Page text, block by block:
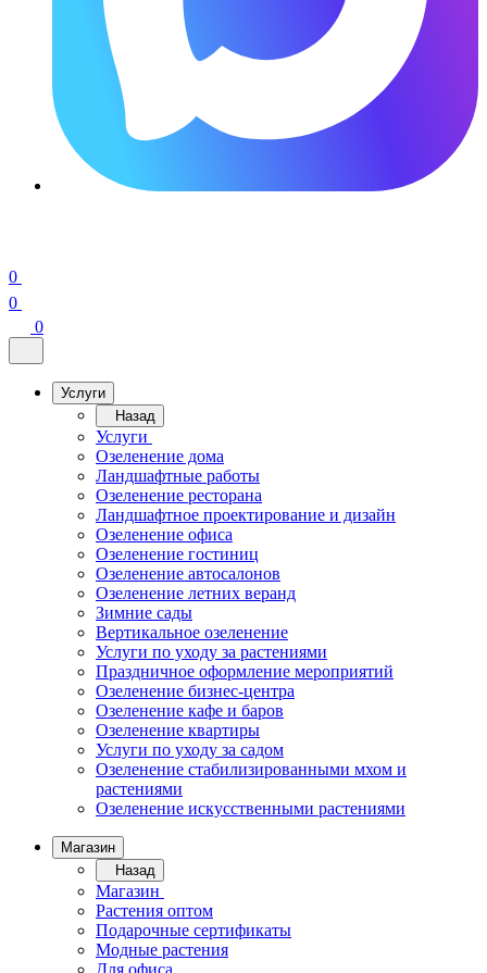
0
0
0
Услуги
Назад
Услуги
Озеленение дома
Ландшафтные работы
Озеленение ресторана
Ландшафтное проектирование и дизайн
Озеленение офиса
Озеленение гостиниц
Озеленение автосалонов
Озеленение летних веранд
Зимние сады
Вертикальное озеленение
Услуги по уходу за растениями
Праздничное оформление мероприятий
Озеленение бизнес-центра
Озеленение кафе и баров
Озеленение квартиры
Услуги по уходу за садом
Озеленение стабилизированными мхом и
растениями
Озеленение искусственными растениями
Магазин
Назад
Магазин
Растения оптом
Подарочные сертификаты
Модные растения
Для офиса